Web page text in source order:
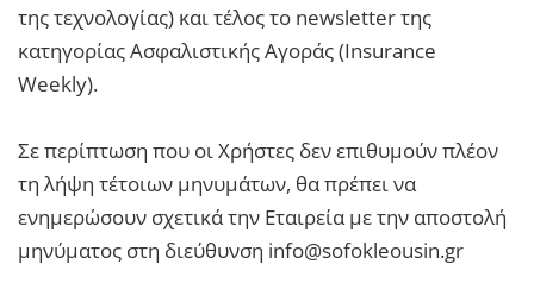
της τεχνολογίας) και τέλος το newsletter της
κατηγορίας Ασφαλιστικής Αγοράς (Insurance
Weekly).
Σε περίπτωση που οι Χρήστες δεν επιθυμούν πλέον
τη λήψη τέτοιων μηνυμάτων, θα πρέπει να
ενημερώσουν σχετικά την Εταιρεία με την αποστολή
μηνύματος στη διεύθυνση info@sofokleousin.gr